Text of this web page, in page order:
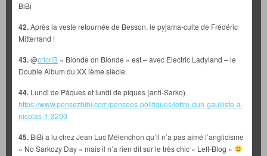
BiBi
42.Après la veste retournée de Besson, le pyjama-culte de Frédéric
Mitterrand !
43.@cricriB « Blonde on Blonde » est – avec Electric Ladyland – le
Double Album du XX ième siècle.
44. Lundi de Pâques et lundi de piques (anti-Sarko)
https://www.pensezbibi.com/pensees-politiques/lettre-dun-gaulliste-a-
nicolas-1-3200
45. BiBi a lu chez Jean Luc Mélenchon qu’il n’a pas aimé l’anglicisme
« No Sarkozy Day » mais il n’a rien dit sur le très chic « Left-Blog »